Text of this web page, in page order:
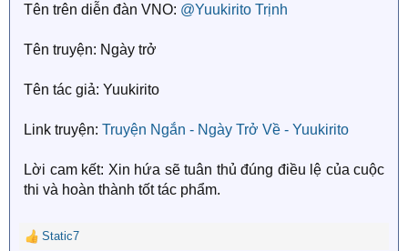
Tên trên diễn đàn VNO: @Yuukirito Trịnh
Tên truyện: Ngày trở
Tên tác giả: Yuukirito
Link truyện: Truyện Ngắn - Ngày Trở Về - Yuukirito
Lời cam kết: Xin hứa sẽ tuân thủ đúng điều lệ của cuộc
thi và hoàn thành tốt tác phẩm.
R
Static7